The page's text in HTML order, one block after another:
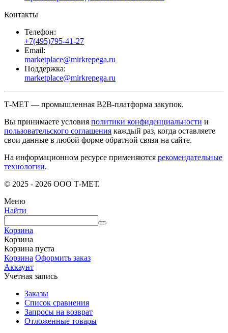
Контакты
Телефон:
+7(495)795-41-27
Email:
marketplace@mirkrepega.ru
Поддержка:
marketplace@mirkrepega.ru
Т-МЕТ — промышленная B2B-платформа закупок.
Вы принимаете условия политики конфиденциальности и
пользовательского соглашения каждый раз, когда оставляете
свои данные в любой форме обратной связи на сайте.
На информационном ресурсе применяются рекомендательные
технологии.
© 2025 - 2026 ООО Т-МЕТ.
Меню
Найти
Корзина
Корзина
Корзина пуста
Корзина Оформить заказ
Аккаунт
Учетная запись
Заказы
Список сравнения
Запросы на возврат
Отложенные товары